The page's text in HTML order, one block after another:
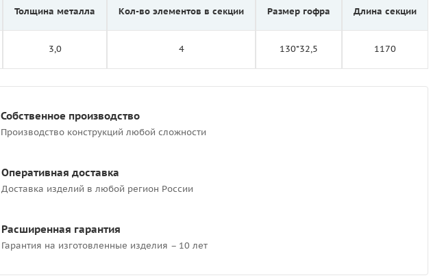
Толщина металла
3,0
Кол-во элементов в секции
4
Размер гофра
130*32,5
Длина секции
1170
Собственное производство
Производство конструкций любой сложности
Оперативная доставка
Доставка изделий в любой регион России
Расширенная гарантия
Гарантия на изготовленные изделия – 10 лет